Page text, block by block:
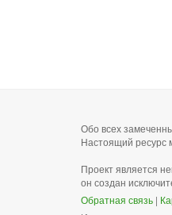
Обо всех
Настоящий ресурс
Проект является
он создан
Обратная связь |